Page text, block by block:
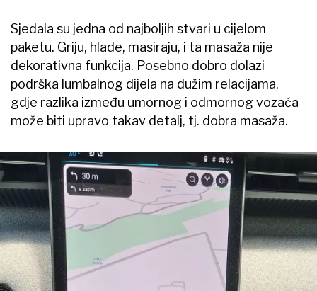
Sjedala su jedna od najboljih stvari u cijelom
paketu. Griju, hlade, masiraju, i ta masaža nije
dekorativna funkcija. Posebno dobro dolazi
podrška lumbalnog dijela na dužim relacijama,
gdje razlika između umornog i odmornog vozača
može biti upravo takav detalj, tj. dobra masaža.